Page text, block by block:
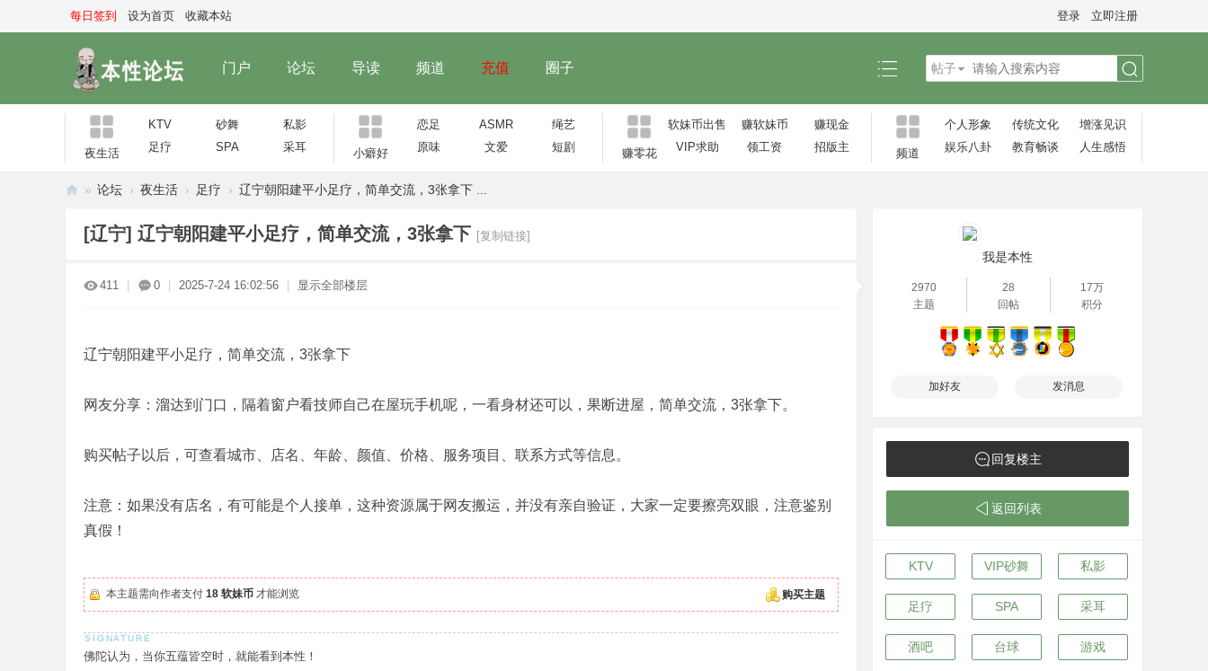
每日签到 设为首页 收藏本站 登录 立即注册
门户 论坛 导读 频道 充值 圈子 帖子
夜生活
KTV 砂舞
私影
足疗
SPA 采耳 小癖好
恋足 ASMR
绳艺
原味
文爱 短剧 赚零花
软妹币出售 赚软妹币
赚现金
VIP求助
领工资 招版主 频道
个人形象 传统文化
增涨见识‌
娱乐八卦
教育畅谈 人生感悟
» 论坛 › 夜生活 › 足疗 › 辽宁朝阳建平小足疗，简单交流，3张拿下 ...
[辽宁] 辽宁朝阳建平小足疗，简单交流，3张拿下 [复制链接]
411 0 2025-7-24 16:02:56 显示全部楼层
辽宁朝阳建平小足疗，简单交流，3张拿下
网友分享：溜达到门口，隔着窗户看技师自己在屋玩手机呢，一看身材还可以，果断进屋，简单交流，3张拿下。
购买帖子以后，可查看城市、店名、年龄、颜值、价格、服务项目、联系方式等信息。
注意：如果没有店名，有可能是个人接单，这种资源属于网友搬运，并没有亲自验证，大家一定要擦亮双眼，注意鉴别
真假！
购买主题
本主题需向作者支付 18 软妹币 才能浏览
佛陀认为，当你五蕴皆空时，就能看到本性！
我是本性
2970
主题
28
回帖
17万
积分
加好友 发消息
回复楼主
返回列表
KTV VIP砂舞 私影
足疗 SPA 采耳
酒吧 台球 游戏